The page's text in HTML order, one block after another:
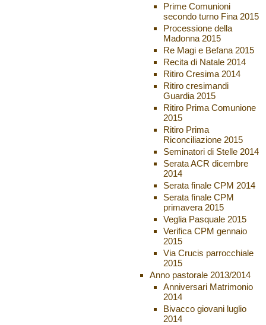
Prime Comunioni
secondo turno Fina 2015
Processione della
Madonna 2015
Re Magi e Befana 2015
Recita di Natale 2014
Ritiro Cresima 2014
Ritiro cresimandi
Guardia 2015
Ritiro Prima Comunione
2015
Ritiro Prima
Riconciliazione 2015
Seminatori di Stelle 2014
Serata ACR dicembre
2014
Serata finale CPM 2014
Serata finale CPM
primavera 2015
Veglia Pasquale 2015
Verifica CPM gennaio
2015
Via Crucis parrocchiale
2015
Anno pastorale 2013/2014
Anniversari Matrimonio
2014
Bivacco giovani luglio
2014